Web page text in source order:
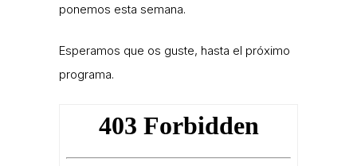
ponemos esta semana.
Esperamos que os guste, hasta el próximo
programa.